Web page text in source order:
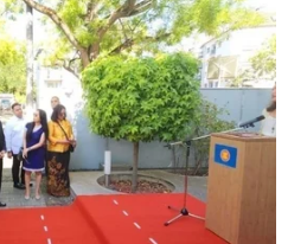
đáp trả' vụ tấn
Hồi giáo Iran đã cảnh
khu vực không đáp trả